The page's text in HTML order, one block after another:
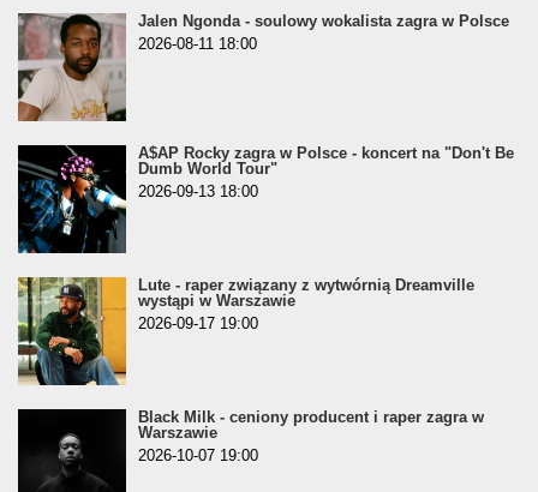
Jalen Ngonda - soulowy wokalista zagra w Polsce
2026-08-11 18:00
A$AP Rocky zagra w Polsce - koncert na "Don't Be
Dumb World Tour"
2026-09-13 18:00
Lute - raper związany z wytwórnią Dreamville
wystąpi w Warszawie
2026-09-17 19:00
Black Milk - ceniony producent i raper zagra w
Warszawie
2026-10-07 19:00